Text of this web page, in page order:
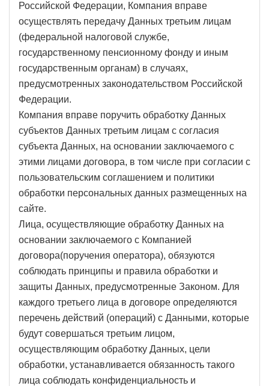
Российской Федерации, Компания вправе
осуществлять передачу Данных третьим лицам
(федеральной налоговой службе,
государственному пенсионному фонду и иным
государственным органам) в случаях,
предусмотренных законодательством Российской
Федерации.
Компания вправе поручить обработку Данных
субъектов Данных третьим лицам с согласия
субъекта Данных, на основании заключаемого с
этими лицами договора, в том числе при согласии с
пользовательским соглашением и политики
обработки персональных данных размещенных на
сайте.
Лица, осуществляющие обработку Данных на
основании заключаемого с Компанией
договора(поручения оператора), обязуются
соблюдать принципы и правила обработки и
защиты Данных, предусмотренные Законом. Для
каждого третьего лица в договоре определяются
перечень действий (операций) с Данными, которые
будут совершаться третьим лицом,
осуществляющим обработку Данных, цели
обработки, устанавливается обязанность такого
лица соблюдать конфиденциальность и